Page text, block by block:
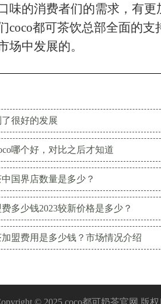
味的消费者们的需求，有更
coco都可茶饮总部全面的支
场中发展的。
很好的发展
哪个好，对比之后才知道
国界店数量是多少？
多少钱2023较新价格是多少？
加盟费用是多少钱？市场情况介绍
© 2025 coco都可奶茶官网 版